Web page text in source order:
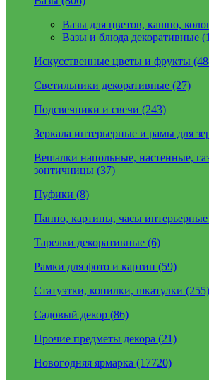
Вазы для цветов, кашпо,
Вазы и блюда декоративные
Искусственные цветы и фрукты
Светильники декоративные (27)
Подсвечники и свечи (243)
Зеркала интерьерные и рамы для
Вешалки напольные, настенные,
зонтичницы (37)
Пуфики (8)
Панно, картины, часы
Тарелки декоративные (6)
Рамки для фото и картин (59)
Статуэтки, копилки, шкатулки (255)
Садовый декор (86)
Прочие предметы декора (21)
Новогодняя ярмарка (17720)